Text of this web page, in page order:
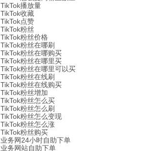
TikTok播放量
TikTok收藏
TikTok点赞
TikTok粉丝
TikTok粉丝价格
TikTok粉丝在哪刷
TikTok粉丝在哪购买
TikTok粉丝在哪里买
TikTok粉丝在哪里可以买
TikTok粉丝在线刷
TikTok粉丝在线购买
TikTok粉丝增加
TikTok粉丝怎么买
TikTok粉丝怎么刷
TikTok粉丝怎么变现
TikTok粉丝怎么涨
TikTok粉丝购买
业务网24小时自助下单
业务网站自助下单